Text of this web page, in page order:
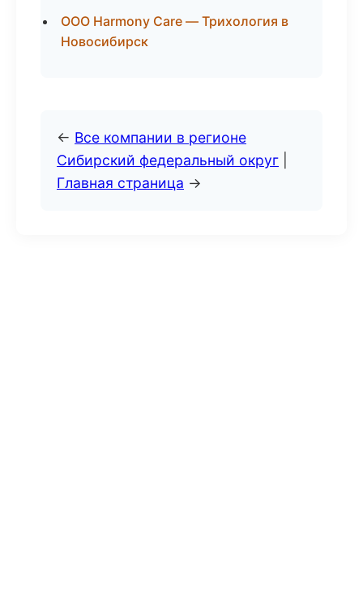
ООО Harmony Care — Трихология в
Новосибирск
← Все компании в регионе
Сибирский федеральный округ
Главная страница →